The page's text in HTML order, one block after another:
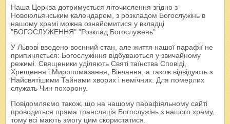
Наша Церква дотримується літочислення згідно з
Новоюльянським календарем, з розкладом Богослужінь в
нашому храмі можна ознайомитися у вкладці
"БОГОСЛУЖЕННЯ" "Розклад Богослужень"
У Львові введено воєнний стан, але життя нашої парафії не
припиняється: Богослужіння відбуваються у звичайному
режимі. Священики уділяють Святі таїнства Сповіді,
Хрещення і Миропомазання, Вінчання, а також відвідують з
Найсвятішими Тайнами хворих і немічних. Для померлих
служать Чин похорону.
Повідомляємо також, що на нашому парафіяльному сайті
проводиться пряма трансляція Богослужінь з нашого храму,
тому всі мають змогу цим скористатися.